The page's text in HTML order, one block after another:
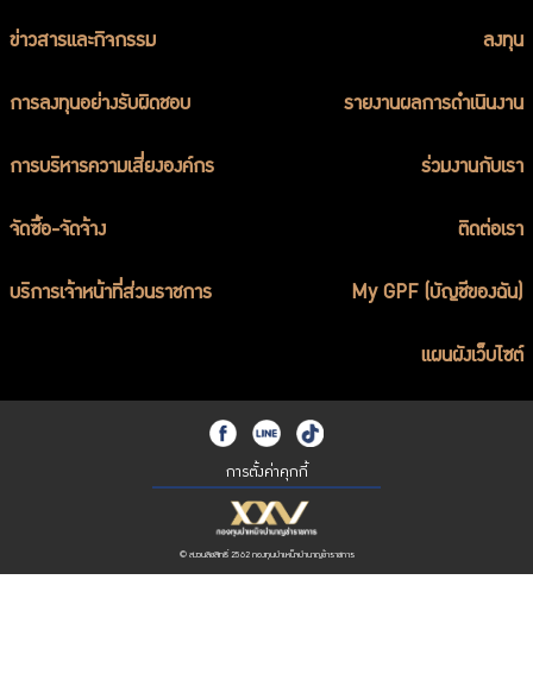
ข่าวสารและกิจกรรม ลงทุน
การลงทุนอย่างรับผิดชอบ รายงานผลการดำเนินงาน
การบริหารความเสี่ยงองค์กร ร่วมงานกับเรา
จัดซื้อ-จัดจ้าง ติดต่อเรา
บริการเจ้าหน้าที่ส่วนราชการ My GPF (บัญชีของฉัน)
แผนผังเว็บไซต์
การตั้งค่าคุกกี้
© สงวนลิขสิทธิ์ 2562 กองทุนบำเหน็จบำนาญข้าราชการ